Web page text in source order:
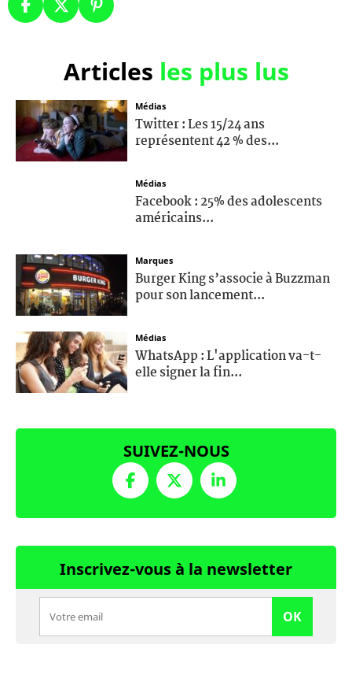
Articles les plus lus
Médias
Twitter : Les 15/24 ans
représentent 42 % des...
Médias
Facebook : 25% des adolescents
américains...
Marques
Burger King s’associe à Buzzman
pour son lancement...
Médias
WhatsApp : L'application va-t-
elle signer la fin...
SUIVEZ-NOUS
Inscrivez-vous à la newsletter
OK